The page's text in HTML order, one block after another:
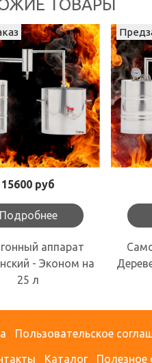
ТОВАРЫ
15600 руб
Подробнее
аппарат
- Эконом на
25 л
Пользовательское
Каталог Полезное